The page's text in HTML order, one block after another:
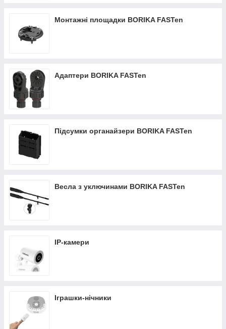
Монтажні площадки BORIKA FASTen
Адаптери BORIKA FASTen
Підсумки органайзери BORIKA FASTen
Весла з уключинами BORIKA FASTen
IP-камери
Іграшки-нічники